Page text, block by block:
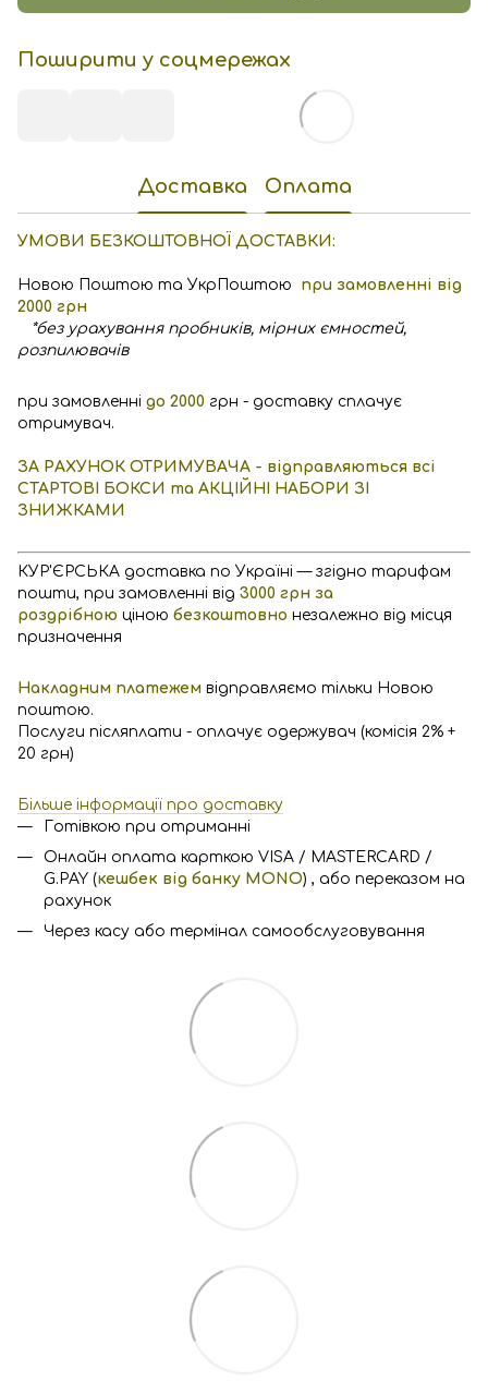
Поширити у соцмережах
Доставка Оплата
УМОВИ БЕЗКОШТОВНОЇ ДОСТАВКИ:
Новою Поштою та УкрПоштою при замовленні від
2000 грн
*без урахування пробників, мірних ємностей,
розпилювачів
при замовленні до 2000 грн - доставку сплачує
отримувач.
ЗА РАХУНОК ОТРИМУВАЧА - відправляються всі
СТАРТОВІ БОКСИ та АКЦІЙНІ НАБОРИ ЗІ
ЗНИЖКАМИ
КУР'ЄРСЬКА доставка по Україні — згідно тарифам
пошти, при замовленні від 3000 грн за
роздрібною ціною безкоштовно незалежно від місця
призначення
Накладним платежем відправляємо тільки Новою
поштою.
Послуги післяплати - оплачує одержувач (комісія 2% +
20 грн)
Більше інформації про доставку
Готівкою при отриманні
Онлайн оплата карткою VISA / MASTERCARD /
G.PAY (кешбек від банку MONO) , або переказом на
рахунок
Через касу або термінал самообслуговування